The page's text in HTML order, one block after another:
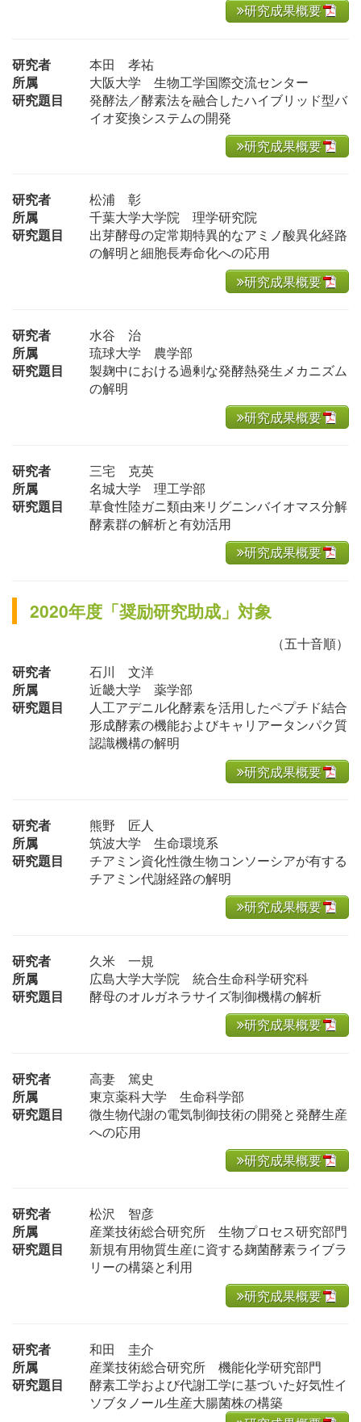
研究成果概要
研究者
本田 孝祐
所属
大阪大学 生物工学国際交流センター
研究題目
発酵法／酵素法を融合したハイブリッド型バ
イオ変換システムの開発
研究成果概要
研究者
松浦 彰
所属
千葉大学大学院 理学研究院
研究題目
出芽酵母の定常期特異的なアミノ酸異化経路
の解明と細胞長寿命化への応用
研究成果概要
研究者
水谷 治
所属
琉球大学 農学部
研究題目
製麹中における過剰な発酵熱発生メカニズム
の解明
研究成果概要
研究者
三宅 克英
所属
名城大学 理工学部
研究題目
草食性陸ガニ類由来リグニンバイオマス分解
酵素群の解析と有効活用
研究成果概要
2020年度「奨励研究助成」対象
（五十音順）
研究者
石川 文洋
所属
近畿大学 薬学部
研究題目
人工アデニル化酵素を活用したペプチド結合
形成酵素の機能およびキャリアータンパク質
認識機構の解明
研究成果概要
研究者
熊野 匠人
所属
筑波大学 生命環境系
研究題目
チアミン資化性微生物コンソーシアが有する
チアミン代謝経路の解明
研究成果概要
研究者
久米 一規
所属
広島大学大学院 統合生命科学研究科
研究題目
酵母のオルガネラサイズ制御機構の解析
研究成果概要
研究者
高妻 篤史
所属
東京薬科大学 生命科学部
研究題目
微生物代謝の電気制御技術の開発と発酵生産
への応用
研究成果概要
研究者
松沢 智彦
所属
産業技術総合研究所 生物プロセス研究部門
研究題目
新規有用物質生産に資する麹菌酵素ライブラ
リーの構築と利用
研究成果概要
研究者
和田 圭介
所属
産業技術総合研究所 機能化学研究部門
研究題目
酵素工学および代謝工学に基づいた好気性イ
ソブタノール生産大腸菌株の構築